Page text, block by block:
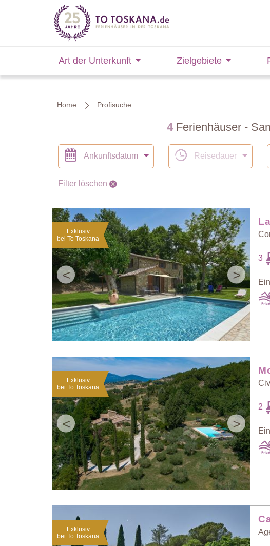
Art der Unterkunft Zielgebiete
Home Profisuche
4Ferienhäuser -
Ankunftsdatum Reisedauer
Filter löschen
< >
Exklusiv
bei To Toskana
3
< >
Exklusiv
bei To Toskana
2
Exklusiv
bei To Toskana